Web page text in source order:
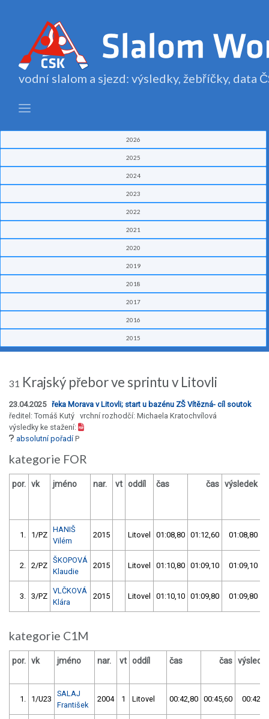
vodní slalom a sjezd: výsledky, žebříčky, data
2026
2025
2024
2023
2022
2021
2020
2019
2018
2017
2016
2015
31 Krajský přebor ve sprintu v Litovli
23.04.2025 řeka Morava v Litovli; start u bazénu ZŠ Vítězná- cíl soutok
ředitel: Tomáš Kutý vrchní rozhodčí: Michaela Kratochvílová
výsledky ke stažení:
absolutní pořadíP
kategorie FOR
por. vk jméno nar. vt oddíl čas čas výsledek
1. 1/PZ
HANIŠ
Vilém
2015 Litovel 01:08,80 01:12,60 01:08,80
2. 2/PZ
ŠKOPOVÁ
Klaudie
2015 Litovel 01:10,80 01:09,10 01:09,10
3. 3/PZ
VLČKOVÁ
Klára
2015 Litovel 01:10,10 01:09,80 01:09,80
kategorie C1M
por. vk jméno nar. vt oddíl čas čas
1. 1/U23
SALAJ
František
2004 1 Litovel 00:42,80 00:45,60